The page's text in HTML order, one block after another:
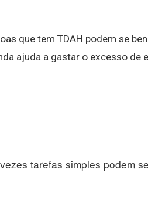
que tem TDAH podem se
ajuda a gastar o excesso de
tarefas simples podem